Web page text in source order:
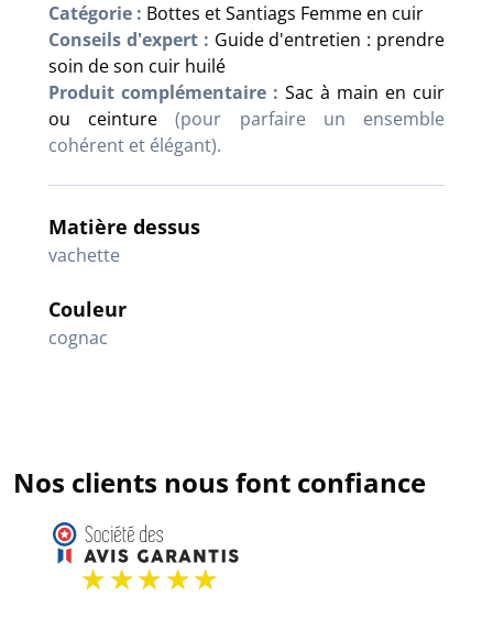
Catégorie : Bottes et Santiags Femme en cuir
Conseils d'expert : Guide d'entretien : prendre
soin de son cuir huilé
Produit complémentaire : Sac à main en cuir
ou ceinture (pour parfaire un ensemble
cohérent et élégant).
Matière dessus
vachette
Couleur
cognac
Nos clients nous font confiance